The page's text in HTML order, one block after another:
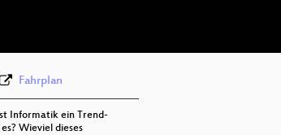
Fahrplan
Informatik ein Trend-
Wieviel dieses